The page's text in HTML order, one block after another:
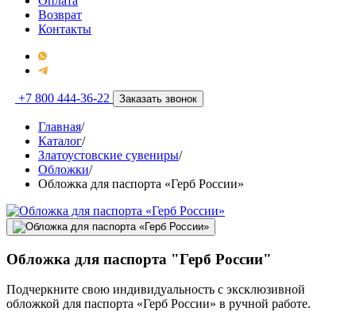
Возврат
Контакты
+7 800 444-36-22 Заказать звонок
Главная/
Каталог/
Златоустовские сувениры/
Обложки/
Обложка для паспорта «Герб России»
Обложка для паспорта "Герб России"
Подчеркните свою индивидуальность с эксклюзивной
обложкой для паспорта «Герб России» в ручной работе.